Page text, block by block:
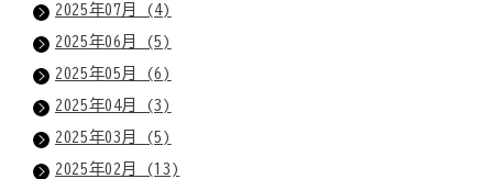
2025年07月 (4)
2025年06月 (5)
2025年05月 (6)
2025年04月 (3)
2025年03月 (5)
2025年02月 (13)